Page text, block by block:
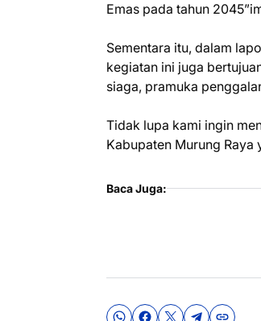
Emas pada tahun
Sementara itu, dalam
kegiatan ini juga
siaga, pramuka
Tidak lupa kami ingin
Kabupaten Murung Raya
Baca Juga: